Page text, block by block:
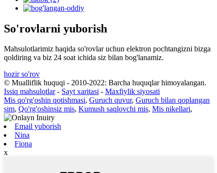
So'rovlarni yuborish
Mahsulotlarimiz haqida so'rovlar uchun elektron pochtangizni bizga
qoldiring va biz 24 soat ichida siz bilan bog'lanamiz.
hozir so'rov
© Mualliflik huquqi - 2010-2022: Barcha huquqlar himoyalangan.
Issiq mahsulotlar- Sayt xaritasi - Maxfiylik siyosati
Mis qo'rg'oshin qotishmasi, Guruch quvur, Guruch bilan qoplangan
sim, Qo'rg'oshinsiz mis, Kumush saqlovchi mis, Mis nikellari,
Email yuborish
Nina
Fiona
x